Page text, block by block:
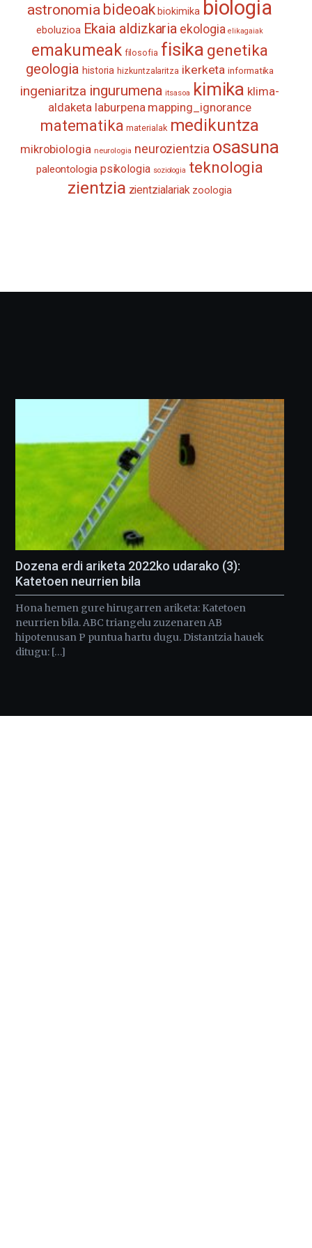
astronomia bideoak biokimika biologia
eboluzioa Ekaia aldizkaria ekologia elikagaiak
emakumeak filosofia fisika genetika
geologia historia hizkuntzalaritza ikerketa informatika
ingeniaritza ingurumena itsasoa kimika klima-
aldaketa laburpena mapping_ignorance
matematika materialak medikuntza
mikrobiologia neurologia neurozientzia osasuna
paleontologia psikologia soziologia teknologia
zientzia zientzialariak zoologia
Dozena erdi ariketa 2022ko udarako (3):
Katetoen neurrien bila
Hona hemen gure hirugarren ariketa: Katetoen
neurrien bila. ABC triangelu zuzenaren AB
hipotenusan P puntua hartu dugu. Distantzia hauek
ditugu: […]